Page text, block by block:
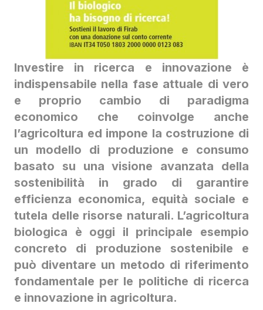
Investire in ricerca e innovazione è
indispensabile nella fase attuale di vero
e proprio cambio di paradigma
economico che coinvolge anche
l’agricoltura ed impone la costruzione di
un modello di produzione e consumo
basato su una visione avanzata della
sostenibilità in grado di garantire
efficienza economica, equità sociale e
tutela delle risorse naturali. L’agricoltura
biologica è oggi il principale esempio
concreto di produzione sostenibile e
può diventare un metodo di riferimento
fondamentale per le politiche di ricerca
e innovazione in agricoltura.